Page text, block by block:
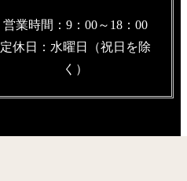
営業時間：9：00～18：00
定休日：水曜日（祝日を除
く）